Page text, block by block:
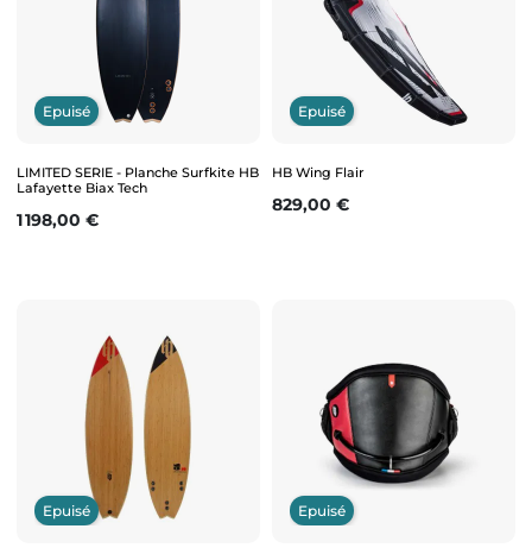
Epuisé
LIMITED SERIE - Planche Surfkite HB
Lafayette Biax Tech
Prix
1 198,00 €
Epuisé
HB Wing Flair
Prix
829,00 €
Epuisé Epuisé